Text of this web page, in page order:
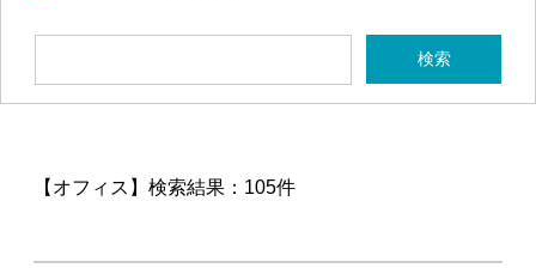
【オフィス】 検索結果：105件